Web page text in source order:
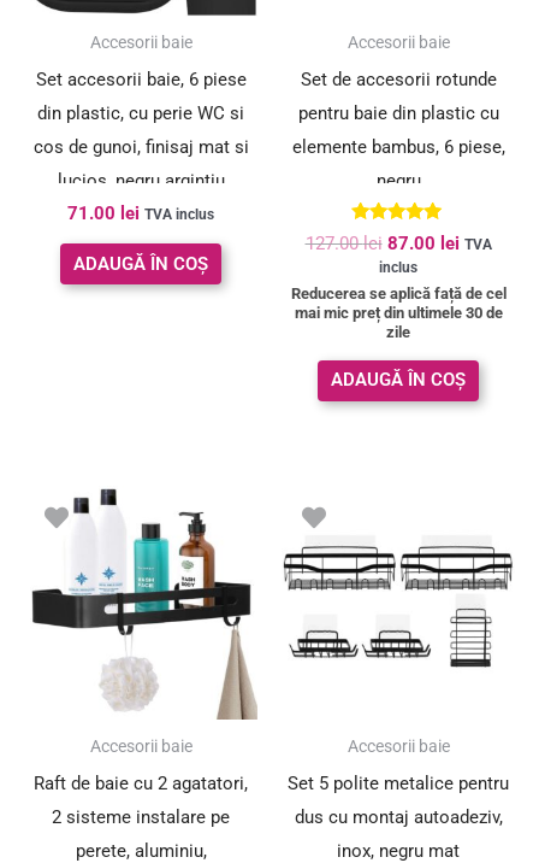
Accesorii baie
Set accesorii baie, 6 piese
din plastic, cu perie WC si
cos de gunoi, finisaj mat si
lucios, negru argintiu
71.00 lei TVA inclus
ADAUGĂ ÎN COȘ
SUPER PREȚ!Accesorii baie
Set de accesorii rotunde
pentru baie din plastic cu
elemente bambus, 6 piese,
negru
Evaluat la
5.00
din 5
127.00lei 87.00 lei TVA
inclus
Reducerea se aplică față de cel
mai mic preț din ultimele 30 de
zile
ADAUGĂ ÎN COȘ
Accesorii baie
Raft de baie cu 2 agatatori,
2 sisteme instalare pe
perete, aluminiu,
Accesorii baie
Set 5 polite metalice pentru
dus cu montaj autoadeziv,
inox, negru mat